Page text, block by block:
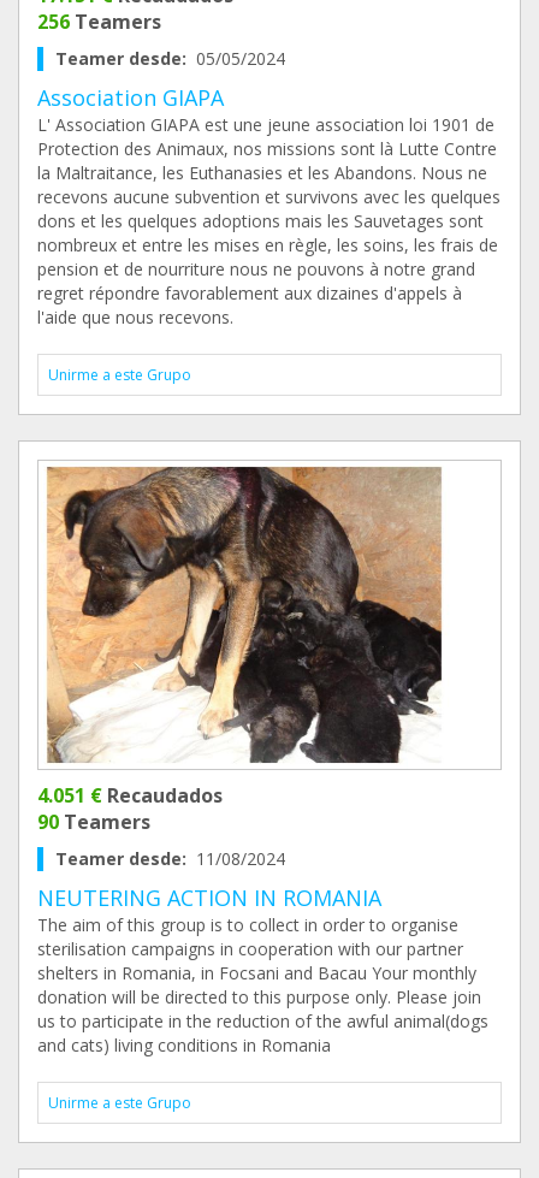
256 Teamers
Teamer desde: 05/05/2024
Association GIAPA
L' Association GIAPA est une jeune association loi 1901 de
Protection des Animaux, nos missions sont là Lutte Contre
la Maltraitance, les Euthanasies et les Abandons. Nous ne
recevons aucune subvention et survivons avec les quelques
dons et les quelques adoptions mais les Sauvetages sont
nombreux et entre les mises en règle, les soins, les frais de
pension et de nourriture nous ne pouvons à notre grand
regret répondre favorablement aux dizaines d'appels à
l'aide que nous recevons.
Unirme a este Grupo
4.051 € Recaudados
90 Teamers
Teamer desde: 11/08/2024
NEUTERING ACTION IN ROMANIA
The aim of this group is to collect in order to organise
sterilisation campaigns in cooperation with our partner
shelters in Romania, in Focsani and Bacau Your monthly
donation will be directed to this purpose only. Please join
us to participate in the reduction of the awful animal(dogs
and cats) living conditions in Romania
Unirme a este Grupo